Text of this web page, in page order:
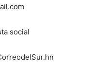
social